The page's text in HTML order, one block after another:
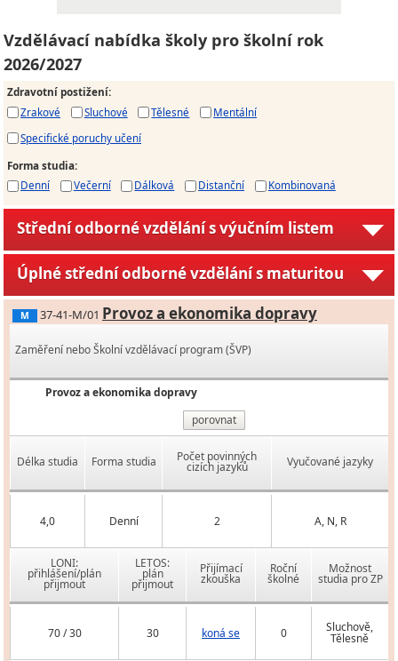
Vzdělávací nabídka školy pro školní rok
2026/2027
Zdravotní postižení:
Zrakové
Sluchové Tělesné
Mentální
Specifické poruchy učení
Forma studia:
Denní
Večerní Dálková Distanční Kombinovaná
Střední odborné vzdělání s výučním listem
Úplné střední odborné vzdělání s maturitou
M 37-41-M/01 Provoz a ekonomika dopravy
Zaměření nebo Školní vzdělávací program (ŠVP)
Provoz a ekonomika dopravy
porovnat
Délka studia Forma studia Počet povinných
cizích jazyků Vyučované jazyky
4,0 Denní 2 A, N, R
LONI:
přihlášení/plán
přijmout
LETOS:
plán
přijmout
Přijímací
zkouška
Roční
školné
Možnost
studia pro ZP
70 / 30 30 koná se 0 Sluchově,
Tělesně